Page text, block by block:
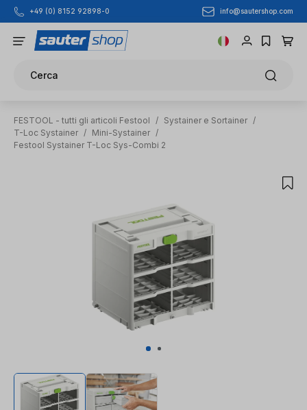
Passa al contenuto principale
+49 (0) 8152 92898-0 info@sautershop.com
Cerca
FESTOOL - tutti gli articoli Festool / Systainer e Sortainer /
T-Loc Systainer / Mini-Systainer /
Festool Systainer T-Loc Sys-Combi 2